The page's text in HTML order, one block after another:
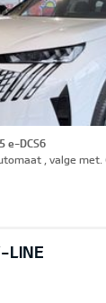
e-DCS6
, valge met.
LINE